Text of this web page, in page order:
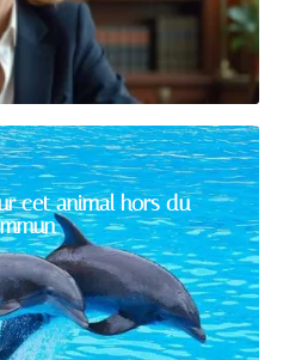
cet animal hors du